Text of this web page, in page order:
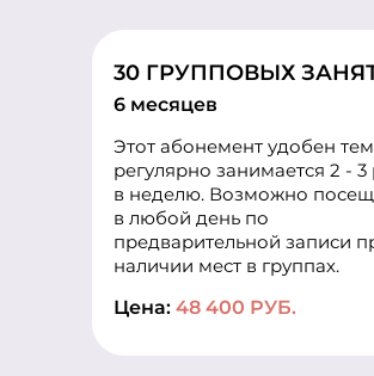
30 ГРУППОВЫХ
6 месяцев
Этот абонемент удобен
регулярно занимается 2 - 3
в неделю. Возможно
в любой день по
предварительной записи
наличии мест в группах.
Цена: 48 400 РУБ.